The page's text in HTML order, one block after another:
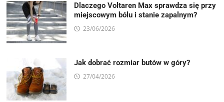
Dlaczego Voltaren Max sprawdza się przy
miejscowym bólu i stanie zapalnym?
23/06/2026
Jak dobrać rozmiar butów w góry?
27/04/2026